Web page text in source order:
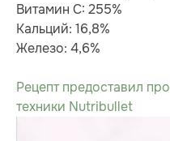
Витамин С: 255%
Кальций: 16,8%
Железо: 4,6%
Рецепт предоставил
техники Nutribullet